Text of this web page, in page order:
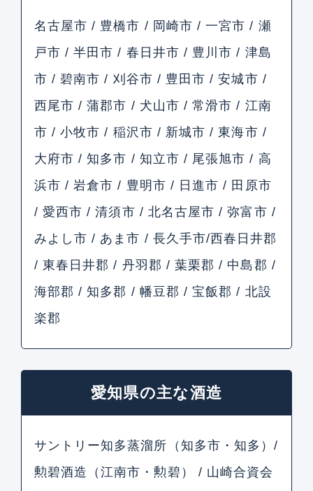
名古屋市 / 豊橋市 / 岡崎市 / 一宮市 / 瀬
戸市 / 半田市 / 春日井市 / 豊川市 / 津島
市 / 碧南市 / 刈谷市 / 豊田市 / 安城市 /
西尾市 / 蒲郡市 / 犬山市 / 常滑市 / 江南
市 / 小牧市 / 稲沢市 / 新城市 / 東海市 /
大府市 / 知多市 / 知立市 / 尾張旭市 / 高
浜市 / 岩倉市 / 豊明市 / 日進市 / 田原市
/ 愛西市 / 清須市 / 北名古屋市 / 弥富市 /
みよし市 / あま市 / 長久手市/西春日井郡
/ 東春日井郡 / 丹羽郡 / 葉栗郡 / 中島郡 /
海部郡 / 知多郡 / 幡豆郡 / 宝飯郡 / 北設
楽郡
愛知県の主な酒造
サントリー知多蒸溜所（知多市・知多）/
勲碧酒造（江南市・勲碧） / 山崎合資会